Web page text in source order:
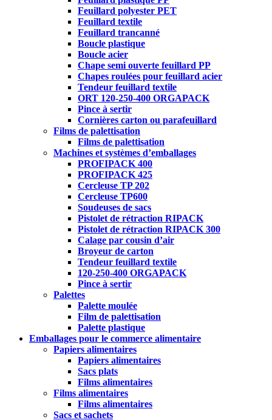
Feuillard polyester PET
Feuillard textile
Feuillard trancanné
Boucle plastique
Boucle acier
Chape semi ouverte feuillard PP
Chapes roulées pour feuillard acier
Tendeur feuillard textile
ORT 120-250-400 ORGAPACK
Pince à sertir
Cornières carton ou parafeuillard
Films de palettisation
Films de palettisation
Machines et systèmes d’emballages
PROFIPACK 400
PROFIPACK 425
Cercleuse TP 202
Cercleuse TP600
Soudeuses de sacs
Pistolet de rétraction RIPACK
Pistolet de rétraction RIPACK 300
Calage par cousin d’air
Broyeur de carton
Tendeur feuillard textile
120-250-400 ORGAPACK
Pince à sertir
Palettes
Palette moulée
Film de palettisation
Palette plastique
Emballages pour le commerce alimentaire
Papiers alimentaires
Papiers alimentaires
Sacs plats
Films alimentaires
Films alimentaires
Films alimentaires
Sacs et sachets